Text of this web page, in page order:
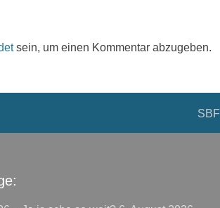
sein, um einen Kommentar abzugeben.